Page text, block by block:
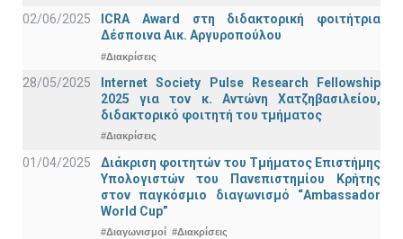
02/06/2025
ICRA Award στη διδακτορική φοιτήτρια
Δέσποινα Αικ. Αργυροπούλου
#Διακρίσεις
28/05/2025
Internet Society Pulse Research Fellowship
2025 για τον κ. Αντώνη Χατζηβασιλείου,
διδακτορικό φοιτητή του τμήματος
#Διακρίσεις
01/04/2025
Διάκριση φοιτητών του Τμήματος Επιστήμης
Υπολογιστών του Πανεπιστημίου Κρήτης
στον παγκόσμιο διαγωνισμό “Ambassador
World Cup”
#Διαγωνισμοί #Διακρίσεις